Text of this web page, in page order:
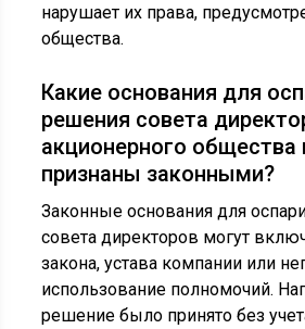
нарушает их права,
общества.
Какие основания для
решения совета
акционерного общества
признаны законными?
Законные основания для
совета директоров могут
закона, устава компании или
использование полномочий.
решение было принято без